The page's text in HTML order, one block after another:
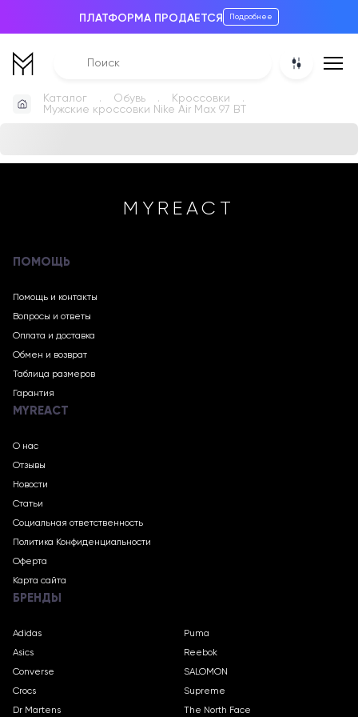
ПЛАТФОРМА ПРОДАЕТСЯ Подробнее
Каталог Обувь
Кроссовки
Мужские кроссовки Nike Air Max 97 BT
MYREACT
ПОМОЩЬ
Помощь и контакты
Вопросы и ответы
Оплата и доставка
Обмен и возврат
Таблица размеров
Гарантия
MYREACT
О нас
Отзывы
Новости
Статьи
Социальная ответственность
Политика Конфиденциальности
Оферта
Карта сайта
БРЕНДЫ
Adidas
Asics
Converse
Crocs
Dr Martens
Puma
Reebok
SALOMON
Supreme
The North Face